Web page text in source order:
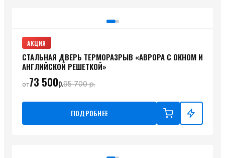
АКЦИЯ
СТАЛЬНАЯ ДВЕРЬ ТЕРМОРАЗРЫВ «АВРОРА С ОКНОМ И
АНГЛИЙСКОЙ РЕШЕТКОЙ»
от73 500р.95 700р.
ПОДРОБНЕЕ